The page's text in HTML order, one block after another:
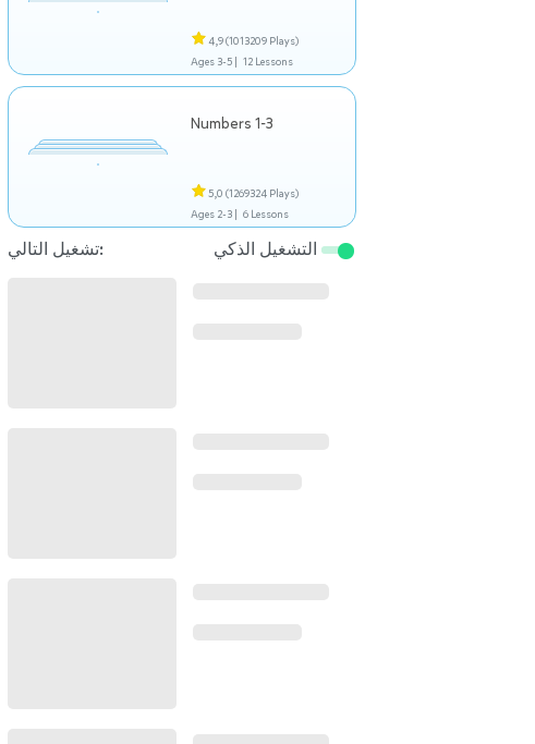
4,9(1013209 Plays)
Ages 3-5 | 12 Lessons
Numbers 1-3
5,0 (1269324 Plays)
Ages 2-3 | 6 Lessons
تشغيل التالي: